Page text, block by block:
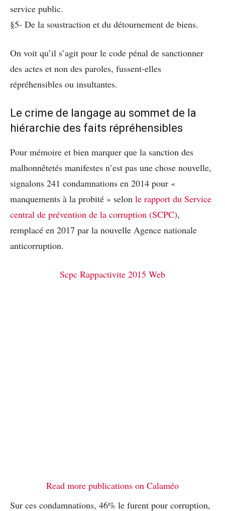
service public.
§5- De la soustraction et du détournement de biens.
On voit qu’il s’agit pour le code pénal de sanctionner
des actes et non des paroles, fussent-elles
répréhensibles ou insultantes.
Le crime de langage au sommet de la
hiérarchie des faits répréhensibles
Pour mémoire et bien marquer que la sanction des
malhonnêtetés manifestes n’est pas une chose nouvelle,
signalons 241 condamnations en 2014 pour «
manquements à la probité » selon le rapport du Service
central de prévention de la corruption (SCPC),
remplacé en 2017 par la nouvelle Agence nationale
anticorruption.
Scpc Rappactivite 2015 Web
Read more publications on Calaméo
Sur ces condamnations, 46% le furent pour corruption,